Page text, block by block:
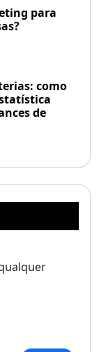
para
como
de